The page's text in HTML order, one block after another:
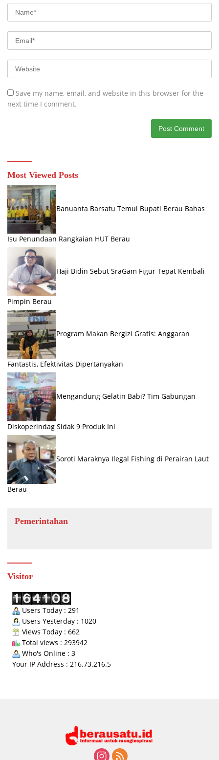
Save my name, email, and website in this browser for the
next time I comment.
Most Viewed Posts
Banuanta Barsatu Temui Bupati Berau Bahas
Isu Penundaan Rangkaian HUT Berau
Haji Bidin Sebut SraGam Figur Tepat Kembali
Pimpin Berau
Program Makan Bergizi Gratis: Anggaran
Fantastis, Efektivitas Dipertanyakan
Mengandung Gelatin Babi? Tim Gabungan
Diskoperindag Sidak 9 Produk Ini
Soroti Maraknya Ilegal Fishing di Perairan Laut
Berau
Pemerintahan
Visitor
Users Today : 291
Users Yesterday : 1020
Views Today : 662
Total views : 293942
Who's Online : 3
Your IP Address : 216.73.216.5